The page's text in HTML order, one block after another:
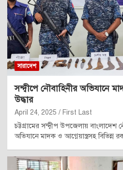
সারাদেশ
সন্দ্বীপে নৌবাহিনীর অভিযানে
উদ্ধার
April 24, 2025 First Last
চট্টগ্রামের সন্দ্বীপ উপজেলায় বাংলাদেশ
অভিযানে মাদক ও আগ্নেয়াস্ত্রসহ বিভিন্ন